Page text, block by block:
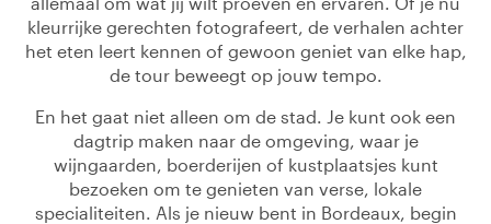
kleurrijke gerechten fotografeert, de verhalen achter
het eten leert kennen of gewoon geniet van elke hap,
de tour beweegt op jouw tempo.
En het gaat niet alleen om de stad. Je kunt ook een
dagtrip maken naar de omgeving, waar je
wijngaarden, boerderijen of kustplaatsjes kunt
bezoeken om te genieten van verse, lokale
specialiteiten. Als je nieuw bent in Bordeaux, begin